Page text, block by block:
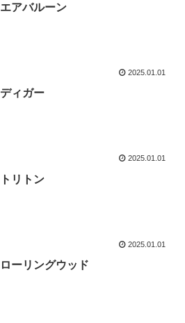
エアバルーン
2025.01.01
ディガー
2025.01.01
トリトン
2025.01.01
ローリングウッド